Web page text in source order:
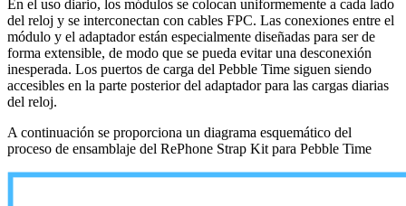
En el uso diario, los módulos se colocan uniformemente a cada lado
del reloj y se interconectan con cables FPC. Las conexiones entre el
módulo y el adaptador están especialmente diseñadas para ser de
forma extensible, de modo que se pueda evitar una desconexión
inesperada. Los puertos de carga del Pebble Time siguen siendo
accesibles en la parte posterior del adaptador para las cargas diarias
del reloj.
A continuación se proporciona un diagrama esquemático del
proceso de ensamblaje del RePhone Strap Kit para Pebble Time